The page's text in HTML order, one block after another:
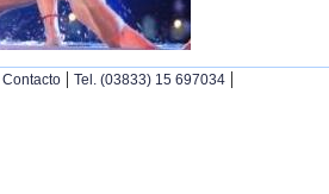
Contacto | Tel. (03833) 15 697034 |